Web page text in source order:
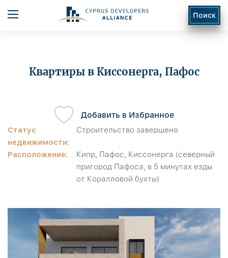
Поиск
Квартиры в Киссонерга, Пафос
Статус
недвижимости:
Строительство завершено
Расположение:
Кипр, Пафос, Киссонерга (северный
пригород Пафоса, в 5 минутах езды
от Коралловой бухты)
Добавить в Избранное